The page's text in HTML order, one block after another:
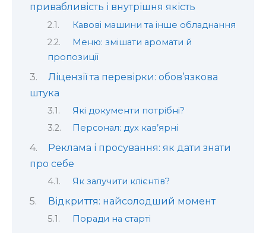
привабливість і внутрішня якість
Кавові машини та інше обладнання
Меню: змішати аромати й
пропозиції
Ліцензії та перевірки: обов’язкова
штука
Які документи потрібні?
Персонал: дух кав’ярні
Реклама і просування: як дати знати
про себе
Як залучити клієнтів?
Відкриття: найсолодший момент
Поради на старті